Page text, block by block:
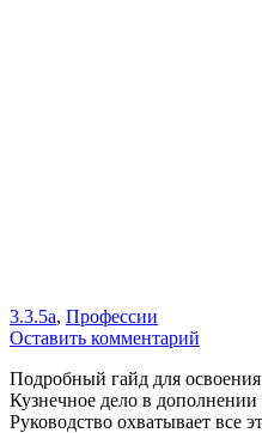
3.3.5a, Профессии
Оставить комментарий
Подробный гайд для
Кузнечное дело в
Руководство охватывает все